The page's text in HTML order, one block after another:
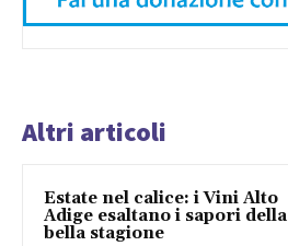
Altri articoli
Estate nel calice: i Vini Alto
Adige esaltano i sapori della
bella stagione